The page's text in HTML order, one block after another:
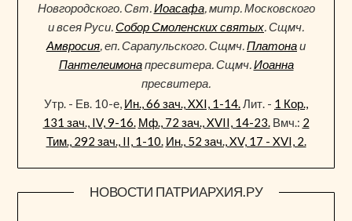
Новгородского. Свт.Иоасафа, митр. Московского
и всея Руси.Собор Смоленских святых. Сщмч.
Амвросия, еп. Сарапульского. Сщмч.Платонаи
Пантелеимонапресвитера. Сщмч.Иоанна
пресвитера.
Утр. - Ев. 10-е, Ин., 66 зач., XXI, 1-14.Лит. - 1 Кор.,
131 зач., IV, 9-16. Мф., 72 зач., XVII, 14-23.Вмч.: 2
Тим., 292 зач., II, 1-10. Ин., 52 зач., XV, 17 - XVI, 2.
НОВОСТИ ПАТРИАРХИЯ.РУ